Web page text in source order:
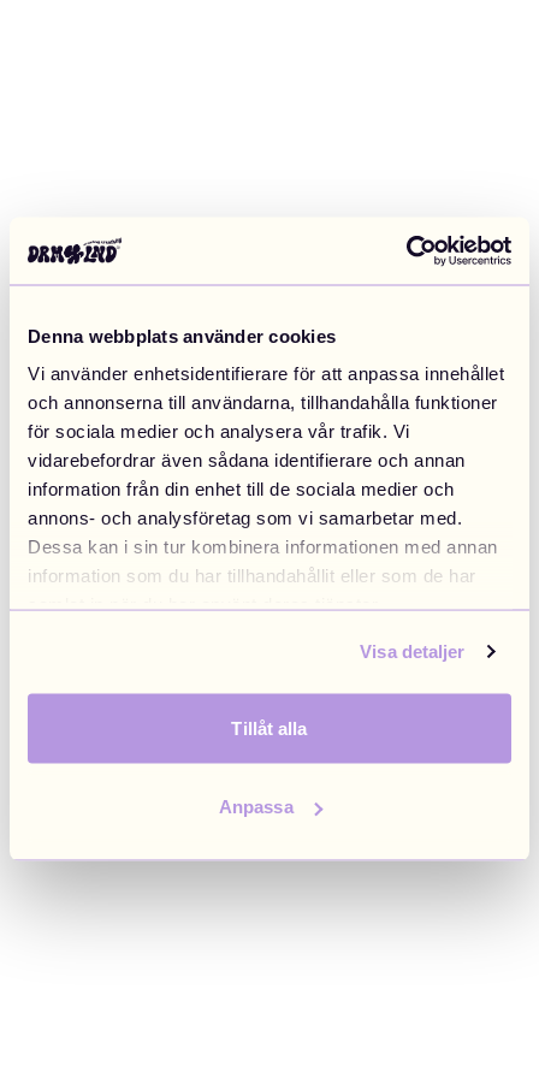
Denna webbplats använder cookies
Vi använder enhetsidentifierare för att anpassa innehållet
och annonserna till användarna, tillhandahålla funktioner
för sociala medier och analysera vår trafik. Vi
vidarebefordrar även sådana identifierare och annan
information från din enhet till de sociala medier och
annons- och analysföretag som vi samarbetar med.
Dessa kan i sin tur kombinera informationen med annan
information som du har tillhandahållit eller som de har
samlat in när du har använt deras tjänster.
Visa detaljer
Tillåt alla
Anpassa
Application error: a client-side exception has occurred (see the
browser console for more information).